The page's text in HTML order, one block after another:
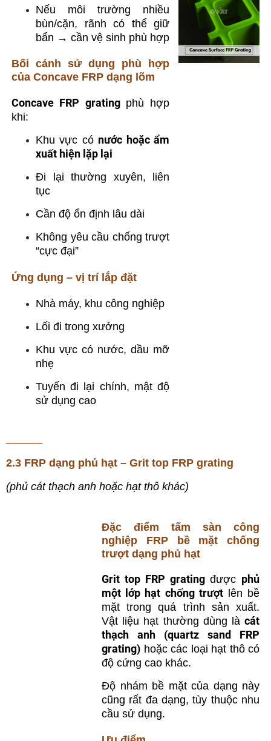
Nếu môi trường nhiều
bùn/cặn, rãnh có thể giữ
bẩn → cần vệ sinh phù hợp
Bối cảnh sử dụng phù hợp
của Concave FRP dạng lõm
Concave FRP grating phù hợp
khi:
Khu vực có nước hoặc ẩm
xuất hiện lặp lại
Đi lại thường xuyên, liên
tục
Cần độ ổn định lâu dài
Không yêu cầu chống trượt
“cực đại”
Ứng dụng – vị trí lắp đặt
Nhà máy, khu công nghiệp
Lối đi trong xưởng
Khu vực có nước, dầu mỡ
nhẹ
Tuyến đi lại chính, mật độ
sử dụng cao
2.3 FRP dạng phủ hạt – Grit top FRP grating
(phủ cát thạch anh hoặc hạt thô khác)
Đặc điểm tấm sàn công
nghiệp FRP bề mặt chống
trượt dạng phủ hạt
Grit top FRP grating được phủ
một lớp hạt chống trượtlên bề
mặt trong quá trình sản xuất.
Vật liệu hạt thường dùng là cát
thạch anh (quartz sand FRP
grating) hoặc các loại hạt thô có
độ cứng cao khác.
Độ nhám bề mặt của dạng này
cũng rất đa dạng, tùy thuộc nhu
cầu sử dụng.